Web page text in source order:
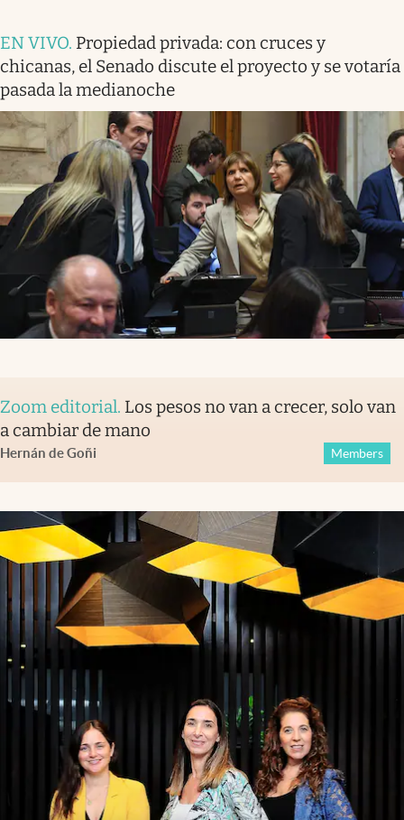
EN VIVO. Propiedad privada: con cruces y
chicanas, el Senado discute el proyecto y se votaría
pasada la medianoche
Zoom editorial. Los pesos no van a crecer, solo van
a cambiar de mano
Hernán de Goñi Members